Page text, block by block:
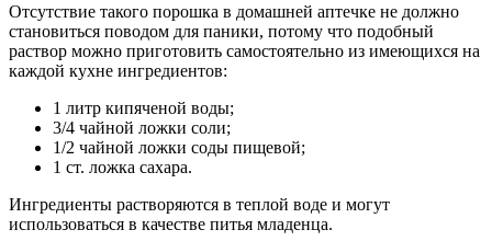
Отсутствие такого порошка в домашней аптечке не должно
становиться поводом для паники, потому что подобный
раствор можно приготовить самостоятельно из имеющихся на
каждой кухне ингредиентов:
1 литр кипяченой воды;
3/4 чайной ложки соли;
1/2 чайной ложки соды пищевой;
1 ст. ложка сахара.
Ингредиенты растворяются в теплой воде и могут
использоваться в качестве питья младенца.